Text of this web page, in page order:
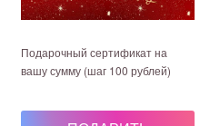
Подарочный сертификат на
вашу сумму (шаг 100 рублей)